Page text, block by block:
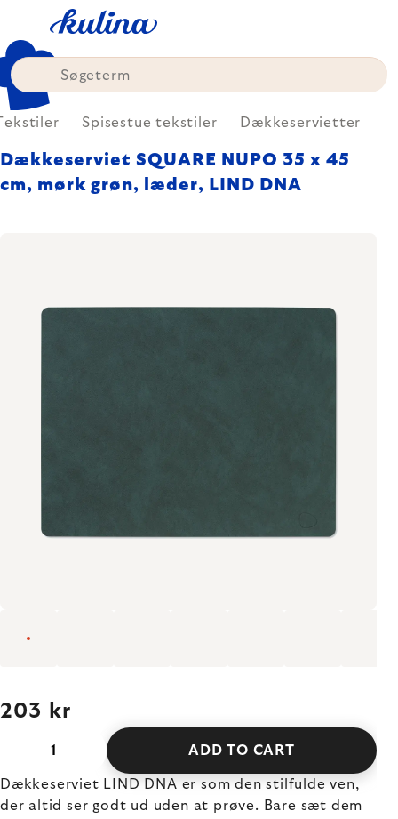
content
Spisestue tekstiler Dækkeservietter
Dækkeserviet SQUARE NUPO 35 x 45
cm, mørk grøn, læder, LIND DNA
203 kr
ADD TO CART
Dækkeserviet LIND DNA er som den stilfulde ven,
der altid ser godt ud uden at prøve. Bare sæt dem